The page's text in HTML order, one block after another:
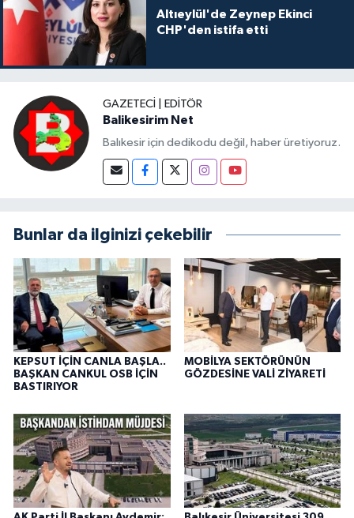
Altıeylül'de Zeynep Ekinci
CHP'den istifa etti
GAZETECI | EDITÖR
Balikesirim Net
Balıkesir için dedikodu değil, haber üretiyoruz.
Bunlar da ilginizi çekebilir
KEPSUT İÇİN CANLA BAŞLA..
BAŞKAN CANKUL OSB İÇİN
BASTIRIYOR
MOBİLYA SEKTÖRÜNÜN
GÖZDESİNE VALİ ZİYARETİ